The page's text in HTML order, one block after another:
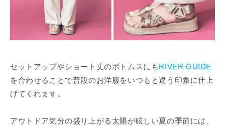
セットアップやショート丈のボトムスにもRIVER GUIDE
を合わせることで普段のお洋服をいつもと違う印象に仕上
げてくれます。
アウトドア気分の盛り上がる太陽が眩しい夏の季節には、